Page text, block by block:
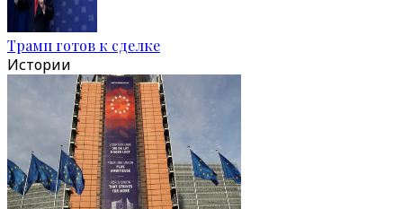
Трамп готов к сделке
Истории